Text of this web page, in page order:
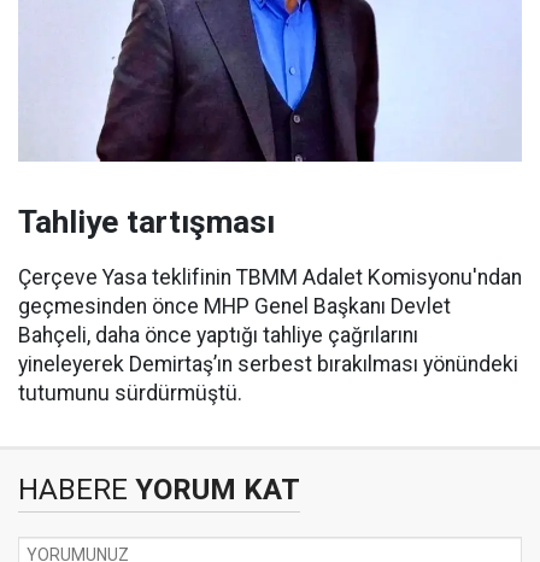
Tahliye tartışması
Çerçeve Yasa teklifinin TBMM Adalet Komisyonu'ndan
geçmesinden önce MHP Genel Başkanı Devlet
Bahçeli, daha önce yaptığı tahliye çağrılarını
yineleyerek Demirtaş’ın serbest bırakılması yönündeki
tutumunu sürdürmüştü.
HABERE YORUM KAT